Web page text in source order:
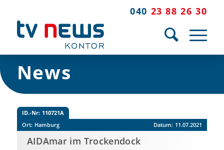
040 23 88 26 30
News
ID.-Nr: 110721A
Ort: Hamburg Datum: 11.07.2021
AIDAmar im Trockendock